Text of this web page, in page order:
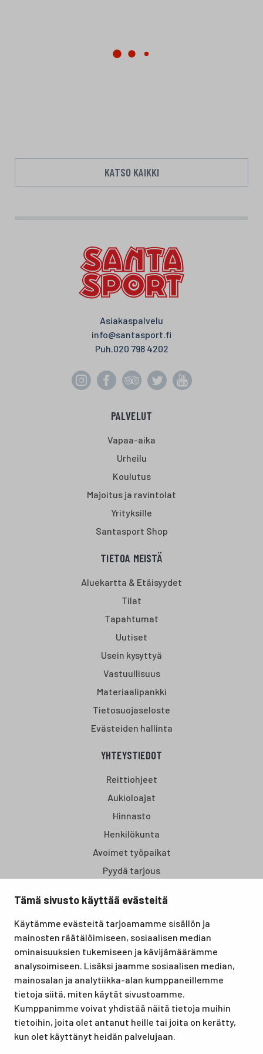
Tämä sivusto käyttää evästeitä
Käytämme evästeitä tarjoamamme sisällön ja
mainosten räätälöimiseen, sosiaalisen median
ominaisuuksien tukemiseen ja kävijämäärämme
analysoimiseen. Lisäksi jaamme sosiaalisen median,
mainosalan ja analytiikka-alan kumppaneillemme
tietoja siitä, miten käytät sivustoamme.
Kumppanimme voivat yhdistää näitä tietoja muihin
tietoihin, joita olet antanut heille tai joita on kerätty,
kun olet käyttänyt heidän palvelujaan.
KATSO KAIKKI
Asiakaspalvelu
info@santasport.fi
Puh. 020 798 4202
PALVELUT
Vapaa-aika
Urheilu
Koulutus
Majoitus ja ravintolat
Yrityksille
Santasport Shop
TIETOA MEISTÄ
Aluekartta & Etäisyydet
Tilat
Tapahtumat
Uutiset
Usein kysyttyä
Vastuullisuus
Materiaalipankki
Tietosuojaseloste
Evästeiden hallinta
YHTEYSTIEDOT
Reittiohjeet
Aukioloajat
Hinnasto
Henkilökunta
Avoimet työpaikat
Pyydä tarjous
koulutus- ja vapaa-ajan keskus, joka tarjoaa puitteet niin
lomille, harrastuksille kuin kansainvälisen tason
urheilutapahtumillekin. Santasport on myös virallinen
olympiavalmennuskeskus lumi- ja jääurheilulajeissa sekä
taitovalmennuksessa.